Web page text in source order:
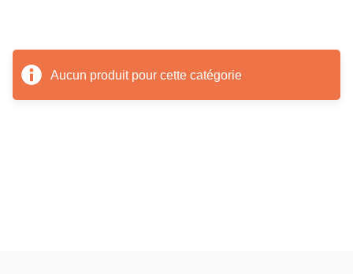
Aucun produit pour cette catégorie